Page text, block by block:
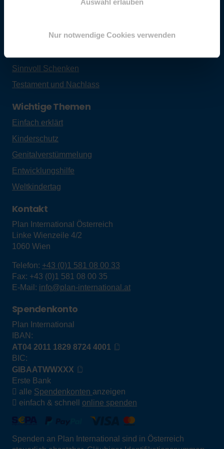
Auswahl erlauben
Nur notwendige Cookies verwenden
Jetzt Spenden
Sinnvoll Schenken
Testament und Nachlass
Wichtige Themen
Einfach erklärt
Kinderschutz
Genitalverstümmelung
Entwicklungshilfe
Weltkindertag
Kontakt
Plan International Österreich
Linke Wienzeile 4/2
1060 Wien
Telefon: +43 (0)1 581 08 00 33
Fax: +43 (0)1 581 08 00 35
E-Mail: info@plan-international.at
Spendenkonto
Plan International
IBAN:
AT04 2011 1829 8724 4001
BIC:
GIBAATWWXXX
Erste Bank
alle Spendenkonten anzeigen
einfach & schnell online spenden
Spenden an Plan International sind in Österreich